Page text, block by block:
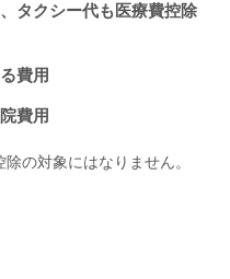
タクシー代も医療費控除
費用
費用
の対象にはなりません。